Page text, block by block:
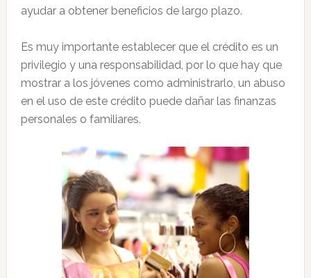
ayudar a obtener beneficios de largo plazo.
Es muy importante establecer que el crédito es un
privilegio y una responsabilidad, por lo que hay que
mostrar a los jóvenes como administrarlo, un abuso
en el uso de este crédito puede dañar las finanzas
personales o familiares.